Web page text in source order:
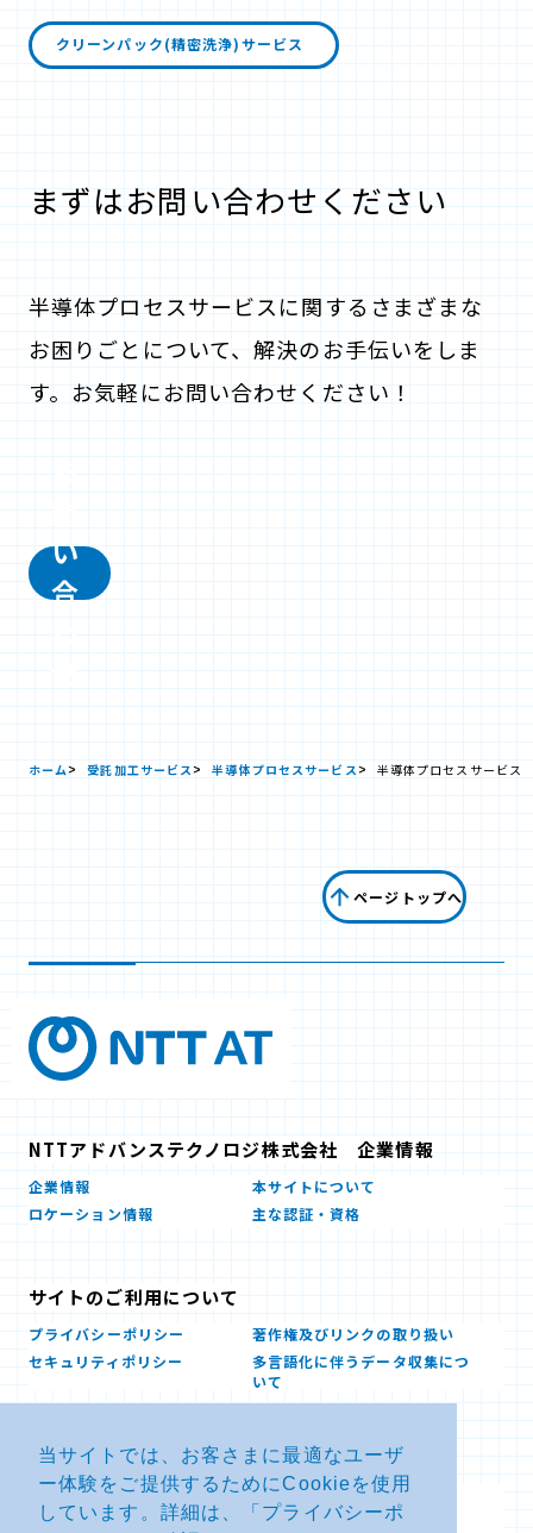
当サイトでは、お客さまに最適なユーザ
ー体験をご提供するためにCookieを使用
しています。詳細は、「 プライバシーポ
クリーンパック(精密洗浄)サービス
まずはお問い合わせください
半導体プロセスサービスに関するさまざまな
お困りごとについて、解決のお手伝いをしま
す。お気軽にお問い合わせください！
い
合
ホーム 受託加工サービス 半導体プロセスサービス 半導体プロセスサービス
ページトップへ
NTTアドバンステクノロジ株式会社 企業情報
企業情報
本サイトについて
ロケーション情報
主な認証・資格
サイトのご利用について
プライバシーポリシー
著作権及びリンクの取り扱い
セキュリティポリシー
多言語化に伴うデータ収集につ
いて
お問い合せ
よくあるお問い合わせFAQ
SDSダウンロード
製品・サービスに関する重要な
その他のお問い合わせ